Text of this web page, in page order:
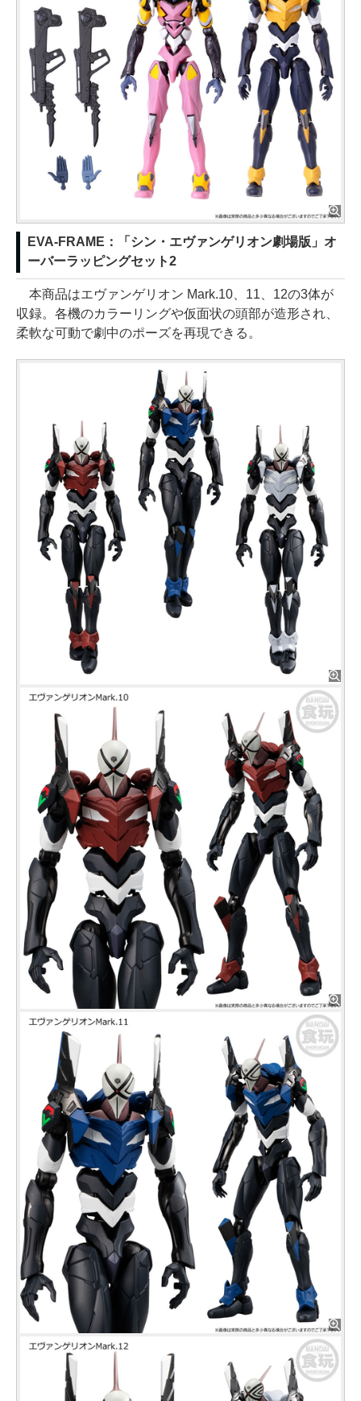
EVA-FRAME：「シン・エヴァンゲリオン劇場版」オ
ーバーラッピングセット2
本商品はエヴァンゲリオン Mark.10、11、12の3体が
収録。各機のカラーリングや仮面状の頭部が造形され、
柔軟な可動で劇中のポーズを再現できる。